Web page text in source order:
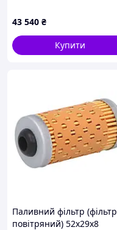
43 540 ₴
Купити
Паливний фільтр (фільтр
повітряний) 52x29x8